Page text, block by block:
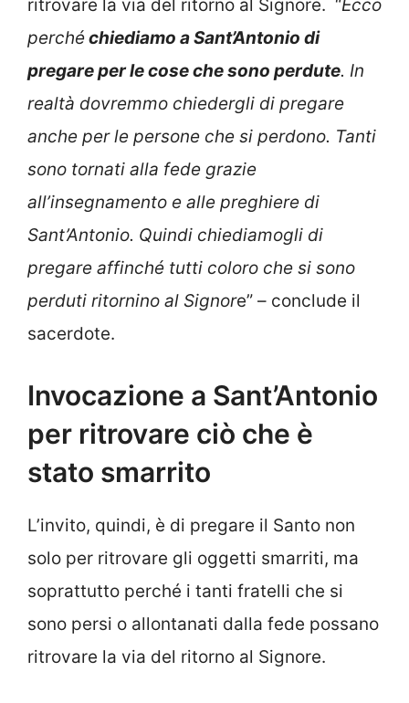
ritrovare la via del ritorno al Signore. “Ecco
perchéchiediamo a Sant’Antonio di
pregare per le cose che sono perdute. In
realtà dovremmo chiedergli di pregare
anche per le persone che si perdono. Tanti
sono tornati alla fede grazie
all’insegnamento e alle preghiere di
Sant’Antonio. Quindi chiediamogli di
pregare affinché tutti coloro che si sono
perduti ritornino al Signore” – conclude il
sacerdote.
Invocazione a Sant’Antonio
per ritrovare ciò che è
stato smarrito
L’invito, quindi, è di pregare il Santo non
solo per ritrovare gli oggetti smarriti, ma
soprattutto perché i tanti fratelli che si
sono persi o allontanati dalla fede possano
ritrovare la via del ritorno al Signore.